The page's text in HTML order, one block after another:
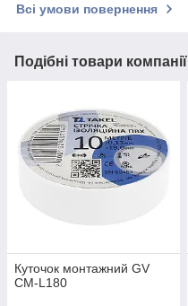
Всі умови повернення
Подібні товари компанії
Куточок монтажний GV
CM-L180